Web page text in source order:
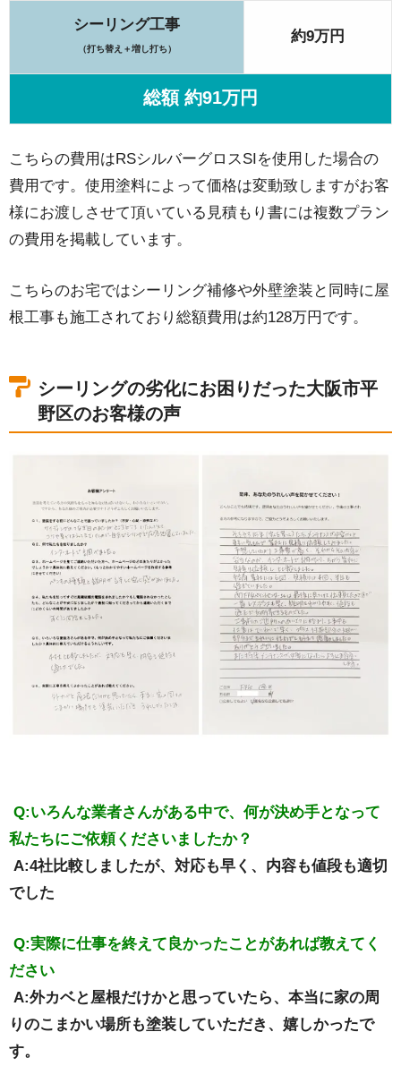
シーリング工事
（打ち替え＋増し打ち）
約9万円
総額 約91万円
こちらの費用はRSシルバーグロスSIを使用した場合の
費用です。使用塗料によって価格は変動致しますがお客
様にお渡しさせて頂いている見積もり書には複数プラン
の費用を掲載しています。
こちらのお宅ではシーリング補修や外壁塗装と同時に屋
根工事も施工されており総額費用は約128万円です。
シーリングの劣化にお困りだった大阪市平
野区のお客様の声
Q:いろんな業者さんがある中で、何が決め手となって
私たちにご依頼くださいましたか？
A:4社比較しましたが、対応も早く、内容も値段も適切
でした
Q:実際に仕事を終えて良かったことがあれば教えてく
ださい
A:外カベと屋根だけかと思っていたら、本当に家の周
りのこまかい場所も塗装していただき、嬉しかったで
す。